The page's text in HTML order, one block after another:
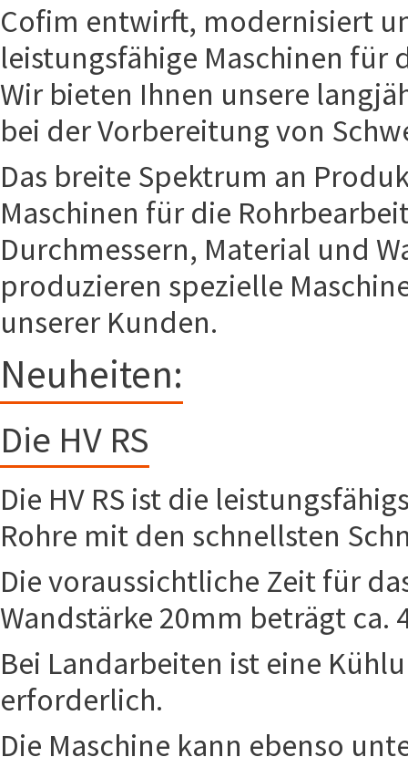
Cofim entwirft, modernisiert
leistungsfähige Maschinen für
Wir bieten Ihnen unsere
bei der Vorbereitung von
Das breite Spektrum an
Maschinen für die
Durchmessern, Material und
produzieren spezielle
unserer Kunden.
Neuheiten:
Die HV RS
Die HV RS ist die
Rohre mit den schnellsten
Die voraussichtliche Zeit für
Wandstärke 20mm beträgt ca.
Bei Landarbeiten ist eine
erforderlich.
Die Maschine kann ebenso